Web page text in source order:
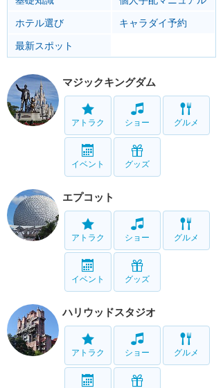
ホテル選び
キャラダイ予約
最新スポット
マジックキングダム
アトラク ショー グルメ
イベント グッズ
エプコット
アトラク ショー グルメ
イベント グッズ
ハリウッドスタジオ
アトラク ショー グルメ